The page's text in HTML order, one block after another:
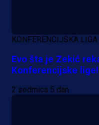
KONFERENCIJSKA LIGA
Evo šta je Zekić
Konferencijske lige!
2 sedmica 5 dan